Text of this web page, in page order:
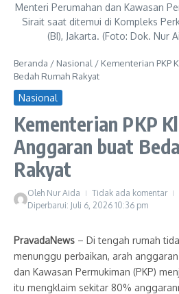
Menteri Perumahan dan Kawasan
Sirait saat ditemui di Kompleks
(BI), Jakarta. (Foto: Dok. Nur
Beranda / Nasional / Kementerian PKP
Bedah Rumah Rakyat
Nasional
Kementerian PKP
Anggaran buat
Rakyat
Oleh Nur Aida Tidak ada komentar
Diperbarui: Juli 6, 2026 10:36 pm
PravadaNews – Di tengah rumah
menunggu perbaikan, arah
dan Kawasan Permukiman (PKP)
itu mengklaim sekitar 80%